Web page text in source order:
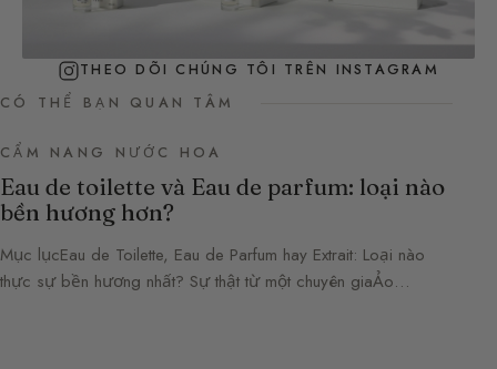
THEO DÕI CHÚNG TÔI TRÊN INSTAGRAM
CÓ THỂ BẠN QUAN TÂM
CẨM NANG NƯỚC HOA
Eau de toilette và Eau de parfum: loại nào
bền hương hơn?
Mục lụcEau de Toilette, Eau de Parfum hay Extrait: Loại nào
thực sự bền hương nhất? Sự thật từ một chuyên giaẢo…